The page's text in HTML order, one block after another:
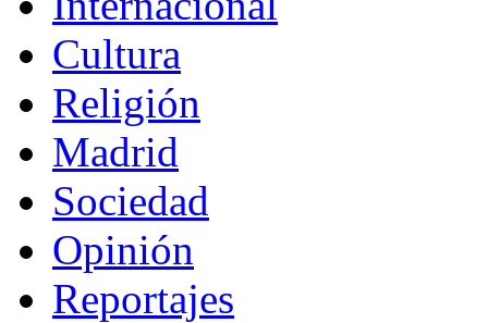
Cultura
Religión
Madrid
Sociedad
Opinión
Reportajes